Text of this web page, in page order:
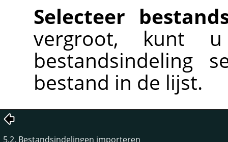
Selecteer
vergroot, kunt u
bestandsindeling
bestand in de lijst.
5.2. Bestandsindelingen importeren